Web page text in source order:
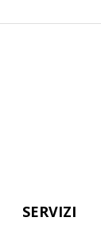
SERVIZI